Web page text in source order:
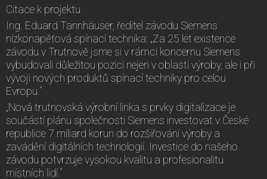
Citace k projektu
Ing. Eduard Tannhäuser, ředitel závodu Siemens
nízkonapěťová spínací technika: „Za 25 let existence
závodu v Trutnově jsme si v rámci koncernu Siemens
vybudovali důležitou pozici nejen v oblasti výroby, ale i při
vývoji nových produktů spínací techniky pro celou
Evropu.“
„Nová trutnovská výrobní linka s prvky digitalizace je
součástí plánu společnosti Siemens investovat v České
republice 7 miliard korun do rozšiřování výroby a
zavádění digitálních technologií. Investice do našeho
závodu potvrzuje vysokou kvalitu a profesionalitu
místních lidí.“